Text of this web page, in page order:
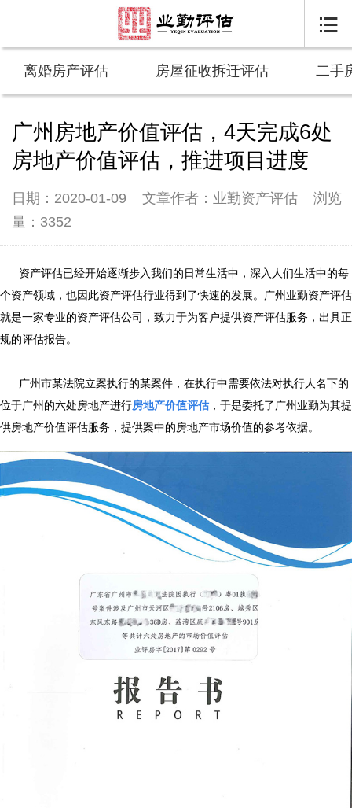

离婚房产评估 房屋征收拆迁评估 二手
广州房地产价值评估，4天完成6处
房地产价值评估，推进项目进度
日期：2020-01-09 文章作者：业勤资产评估
浏览
量：3352
资产评估已经开始逐渐步入我们的日常生活中，深入人们生活中的每
个资产领域，也因此资产评估行业得到了快速的发展。广州业勤资产评估
就是一家专业的资产评估公司，致力于为客户提供资产评估服务，出具正
规的评估报告。
广州市某法院立案执行的某案件，在执行中需要依法对执行人名下的
位于广州的六处房地产进行房地产价值评估 ，于是委托了广州业勤为其提
供房地产价值评估服务，提供案中的房地产市场价值的参考依据。